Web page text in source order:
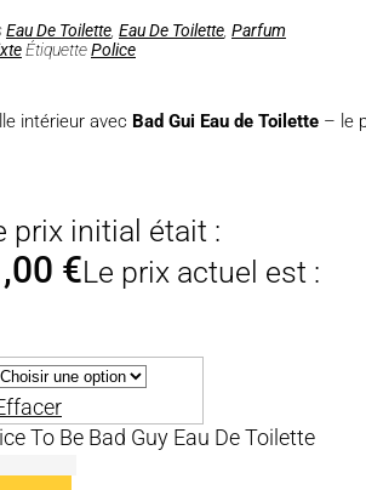
Eau De Toilette Eau De Toilette Parfum
ÉtiquettePolice
intérieur avec Bad Gui Eau de Toilette – le
prix initial était :
€Le prix actuel est :
To Be Bad Guy Eau De Toilette